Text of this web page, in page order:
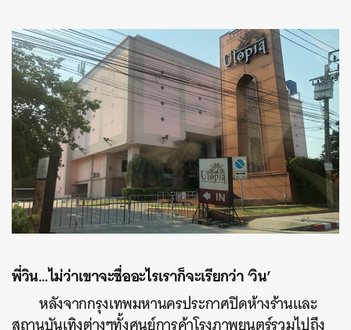
พี่วิน…ไม่ว่าเขาจะชื่ออะไรเราก็จะเรียกว่า‘วิน’
หลังจากกรุงเทพมหานครประกาศปิดห้างร้านและ